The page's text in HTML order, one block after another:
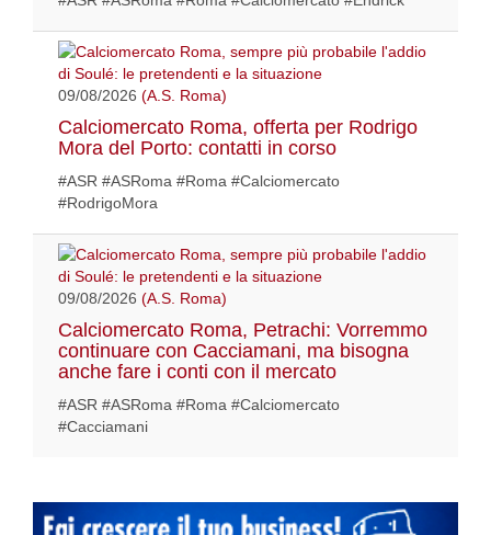
09/08/2026 (A.S. Roma)
Calciomercato Roma, offerta per Rodrigo
Mora del Porto: contatti in corso
#ASR #ASRoma #Roma #Calciomercato
#RodrigoMora
09/08/2026 (A.S. Roma)
Calciomercato Roma, Petrachi: Vorremmo
continuare con Cacciamani, ma bisogna
anche fare i conti con il mercato
#ASR #ASRoma #Roma #Calciomercato
#Cacciamani